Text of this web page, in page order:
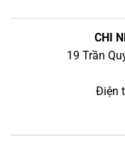
CHI
19 Trần
Điện